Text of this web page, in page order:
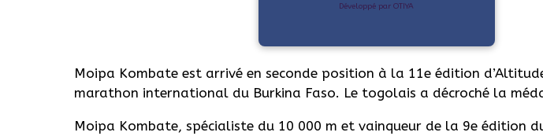
Développé par OTIYA
Moipa Kombate est arrivé en seconde position à la 11e édition
marathon international du Burkina Faso. Le togolais a décroché la
Moipa Kombate, spécialiste du 10 000 m et vainqueur de la 9e édition